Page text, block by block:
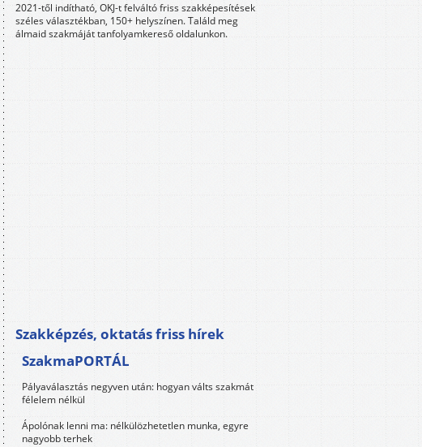
2021-től indítható, OKJ-t felváltó friss szakképesítések
széles választékban, 150+ helyszínen. Találd meg
álmaid szakmáját tanfolyamkereső oldalunkon.
Szakképzés, oktatás friss hírek
SzakmaPORTÁL
Pályaválasztás negyven után: hogyan válts szakmát
félelem nélkül
Ápolónak lenni ma: nélkülözhetetlen munka, egyre
nagyobb terhek